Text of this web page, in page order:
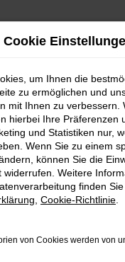
Fahrzeugsuche
&
Cookie
um Ihnen die
zu ermöglichen und
mit Ihnen zu verbessern.
hierbei Ihre Präferenzen
und Statistiken nur,
Wenn Sie zu einem
können Sie die
widerrufen. Weitere
finden
Cookie-Richtlinie
von Cookies werden von